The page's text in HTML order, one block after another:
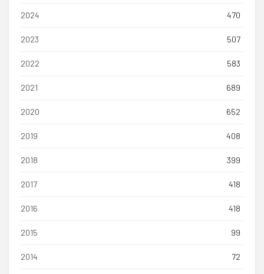
2024 470
2023 507
2022 583
2021 689
2020 652
2019 408
2018 399
2017 418
2016 418
2015 99
2014 72